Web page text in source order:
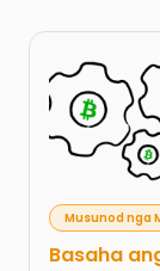
Musunod nga
Basaha